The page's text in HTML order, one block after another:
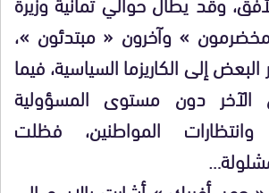
مخضرمون » وآخرون « مبتدئون »،
إلى الكاريزما السياسية، فيما
الآخر دون مستوى المسؤولية
المواطنين، فظلت